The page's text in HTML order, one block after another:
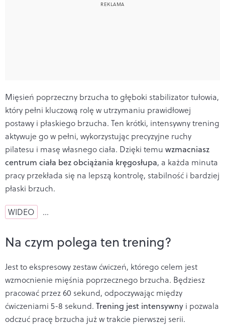
Mięsień poprzeczny brzucha to głęboki stabilizator tułowia,
który pełni kluczową rolę w utrzymaniu prawidłowej
postawy i płaskiego brzucha. Ten krótki, intensywny trening
aktywuje go w pełni, wykorzystując precyzyjne ruchy
pilatesu i masę własnego ciała. Dzięki temu wzmacniasz
centrum ciała bez obciążania kręgosłupa, a każda minuta
pracy przekłada się na lepszą kontrolę, stabilność i bardziej
płaski brzuch.
WIDEO …
Na czym polega ten trening?
Jest to ekspresowy zestaw ćwiczeń, którego celem jest
wzmocnienie mięśnia poprzecznego brzucha. Będziesz
pracować przez 60 sekund, odpoczywając między
ćwiczeniami 5-8 sekund. Trening jest intensywny i pozwala
odczuć pracę brzucha już w trakcie pierwszej serii.